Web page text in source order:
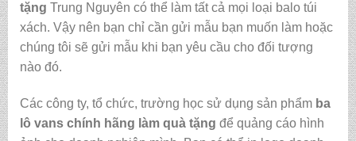
tặng Trung Nguyên có thể làm tất cả mọi loại balo túi
xách. Vậy nên bạn chỉ cần gửi mẫu bạn muốn làm hoặc
chúng tôi sẽ gửi mẫu khi bạn yêu cầu cho đối tượng
nào đó.
Các công ty, tổ chức, trường học sử dụng sản phẩm ba
lô vans chính hãng làm quà tặng để quảng cáo hình